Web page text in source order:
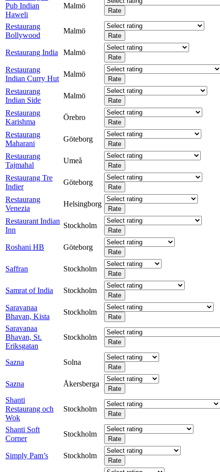
Pub Indian
Haweli
Malmö
Restaurang
Bollywood
Malmö
Restaurang India Malmö
Restaurang
Indian Curry Hut
Malmö
Restaurang
Indian Side
Malmö
Restaurang
Karishma
Örebro
Restaurang
Maharani
Göteborg
Restaurang
Tajmahal
Umeå
Restaurang Tre
Indier
Göteborg
Restaurang
Venezia
Helsingborg
Restaurant Indian
Inn
Stockholm
Roshani HB Göteborg
Saffran Stockholm
Samrat of India Stockholm
Saravanaa
Bhavan, Kista
Stockholm
Saravanaa
Bhavan, St.
Eriksgatan
Stockholm
Sazna Solna
Sazna
Åkersberga
Shanti
Restaurang och
Wok
Stockholm
Shanti Soft
Corner
Stockholm
Simply Pam’s Stockholm